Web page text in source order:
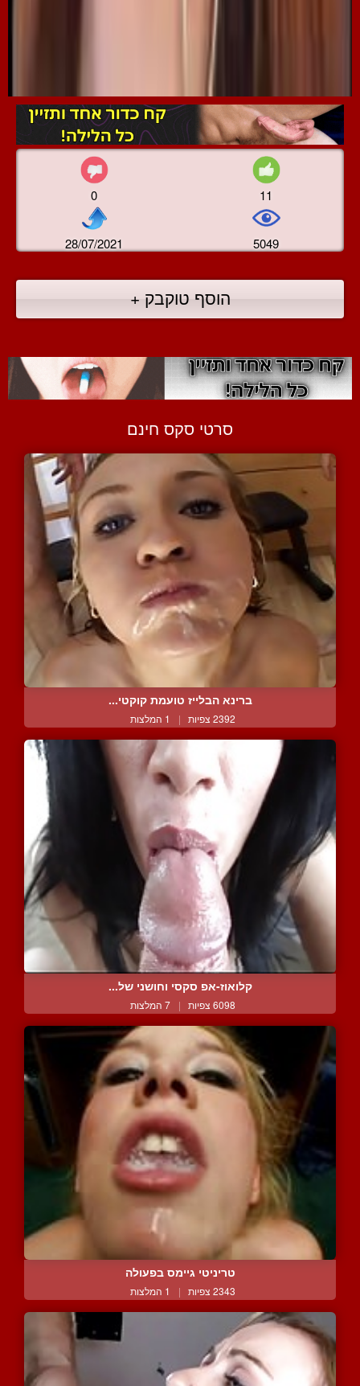
0 11
28/07/2021 5049
הוסף טוקבק +
סרטי סקס חינם
ברינא הבלייז טועמת קוקטי...
2392 צפיות | 1 המלצות
קלואוז-אפ סקסי וחושני של...
6098 צפיות | 7 המלצות
טריניטי גיימס בפעולה
2343 צפיות | 1 המלצות